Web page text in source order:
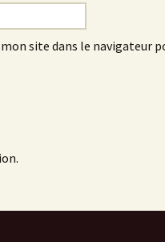
site dans le navigateur